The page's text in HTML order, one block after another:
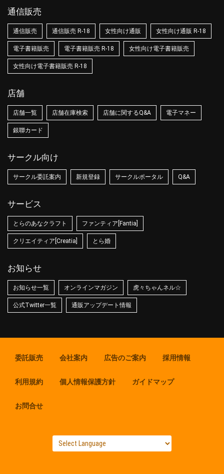
通信販売
通信販売 通信販売 R-18 女性向け通販 女性向け通販 R-18
電子書籍販売 電子書籍販売 R-18 女性向け電子書籍販売
女性向け電子書籍販売 R-18
店舗
店舗一覧 店舗在庫検索 店舗に関するQ&A 電子マネー
銀聯カード
サークル向け
サークル委託案内 新規登録 サークルポータル Q&A
サービス
とらのあなクラフト ファンティア[Fantia]
クリエイティア[Creatia] とら婚
お知らせ
お知らせ一覧 オンラインマガジン 虎々ちゃんネル☆
公式Twitter一覧 通販アップデート情報
委託販売 会社案内 広告のご案内 採用情報
利用規約 個人情報保護方針 ガイドマップ
お問合せ